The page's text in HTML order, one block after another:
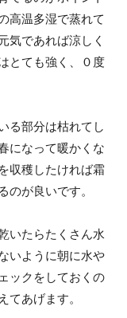
高温多湿で蒸れて
気であれば涼しく
とても強く、０度
る部分は枯れてし
になって暖かくな
収穫したければ霜
のが良いです。
いたらたくさん水
いように朝に水や
ックをしておくの
てあげます。